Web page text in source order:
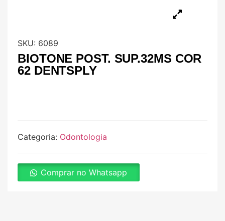
SKU: 6089
BIOTONE POST. SUP.32MS COR
62 DENTSPLY
Categoria: Odontologia
Comprar no Whatsapp